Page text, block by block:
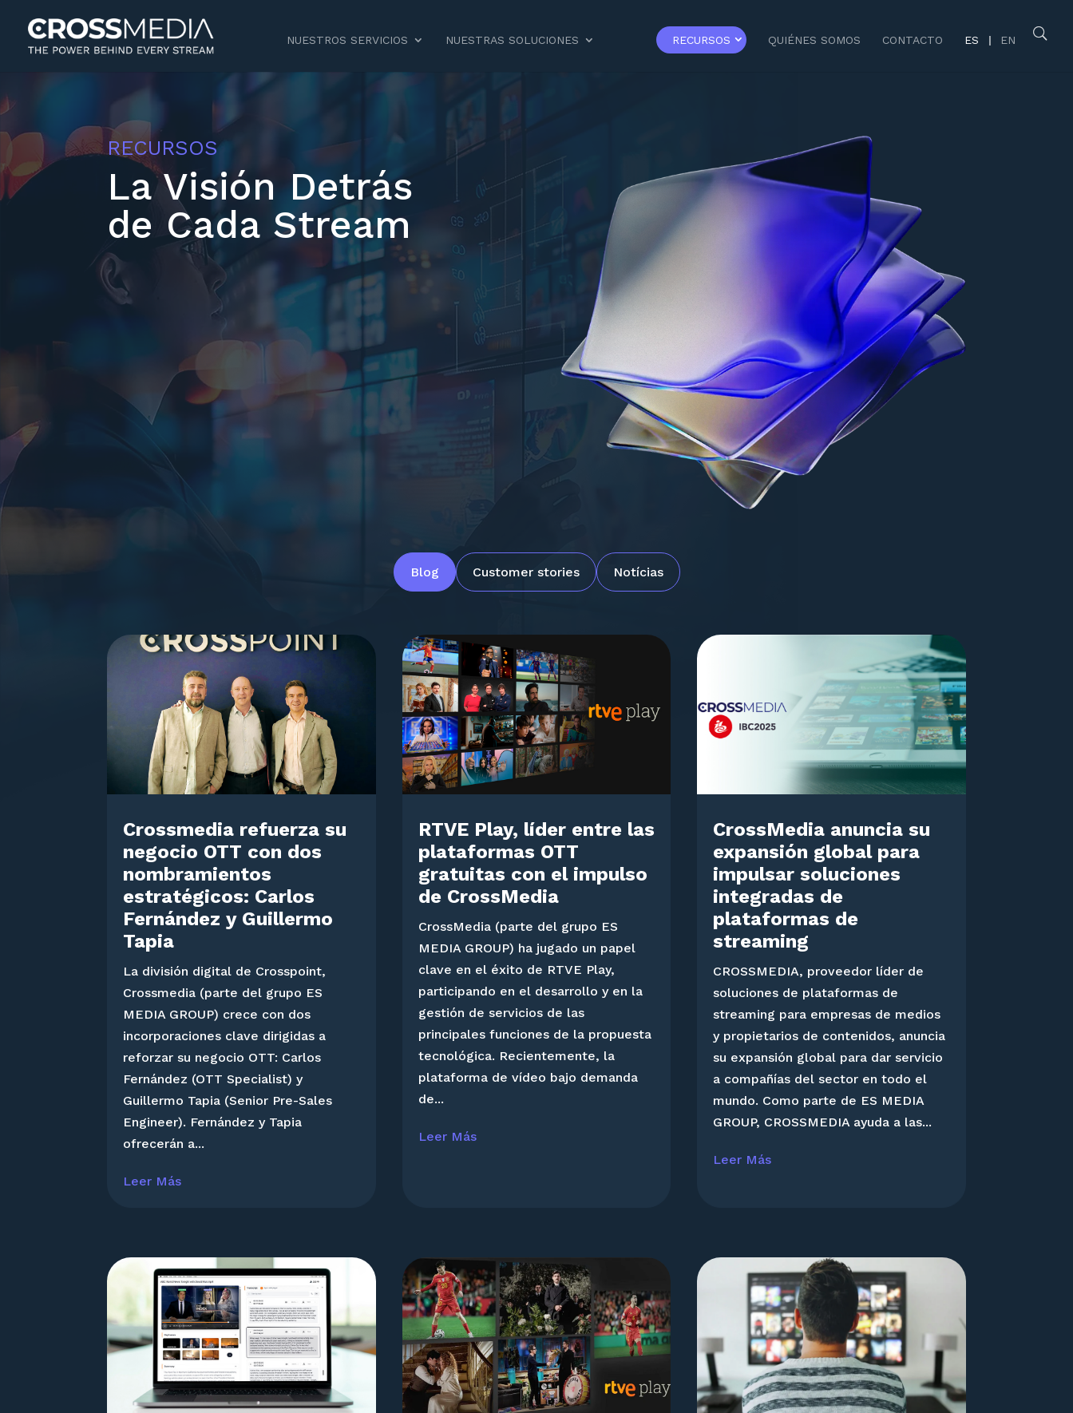
NUESTROS SERVICIOS NUESTRAS SOLUCIONES RECURSOS QUIÉNES SOMOS CONTACTO ES EN
RECURSOS
La Visión Detrás
de Cada Stream
Blog Customer stories Notícias
Crossmedia refuerza su
negocio OTT con dos
nombramientos
estratégicos: Carlos
Fernández y Guillermo
Tapia
La división digital de Crosspoint,
Crossmedia (parte del grupo ES
MEDIA GROUP) crece con dos
incorporaciones clave dirigidas a
reforzar su negocio OTT: Carlos
Fernández (OTT Specialist) y
Guillermo Tapia (Senior Pre-Sales
Engineer). Fernández y Tapia
ofrecerán a...
Leer Más
RTVE Play, líder entre las
plataformas OTT
gratuitas con el impulso
de CrossMedia
CrossMedia (parte del grupo ES
MEDIA GROUP) ha jugado un papel
clave en el éxito de RTVE Play,
participando en el desarrollo y en la
gestión de servicios de las
principales funciones de la propuesta
tecnológica. Recientemente, la
plataforma de vídeo bajo demanda
de...
Leer Más
CrossMedia anuncia su
expansión global para
impulsar soluciones
integradas de
plataformas de
streaming
CROSSMEDIA, proveedor líder de
soluciones de plataformas de
streaming para empresas de medios
y propietarios de contenidos, anuncia
su expansión global para dar servicio
a compañías del sector en todo el
mundo. Como parte de ES MEDIA
GROUP, CROSSMEDIA ayuda a las...
Leer Más